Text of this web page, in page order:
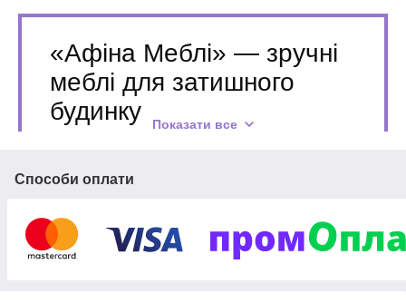
«Афіна Меблі» ― зручні
меблі для затишного
будинку
пропозицій до моделей преміум-
доступна вартість.
Показати все
Способи оплати